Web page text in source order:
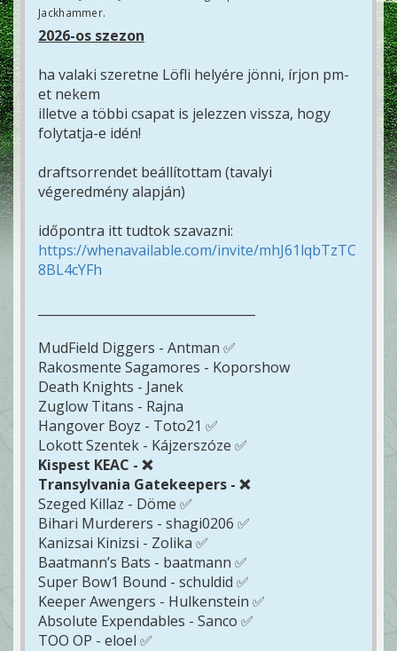
Jackhammer.
2026-os szezon
ha valaki szeretne Löfli helyére jönni, írjon pm-
et nekem
illetve a többi csapat is jelezzen vissza, hogy
folytatja-e idén!
draftsorrendet beállítottam (tavalyi
végeredmény alapján)
időpontra itt tudtok szavazni:
https://whenavailable.com/invite/mhJ61lqbTzTC
8BL4cYFh
MudField Diggers - Antman ✅
Rakosmente Sagamores - Koporshow
Death Knights - Janek
Zuglow Titans - Rajna
Hangover Boyz - Toto21 ✅
Lokott Szentek - Kájzerszóze ✅
Kispest KEAC - ❌
Transylvania Gatekeepers - ❌
Szeged Killaz - Döme ✅
Bihari Murderers - shagi0206 ✅
Kanizsai Kinizsi - Zolika ✅
Baatmann’s Bats - baatmann ✅
Super Bow1 Bound - schuldid ✅
Keeper Awengers - Hulkenstein ✅
Absolute Expendables - Sanco ✅
TOO OP - eloel ✅